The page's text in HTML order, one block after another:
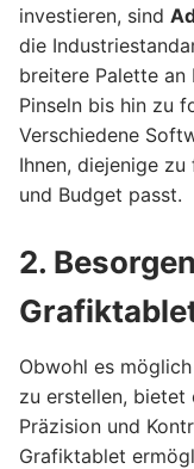
investieren, sind
die
breitere Palette an
Pinseln bis hin zu
Verschiedene
Ihnen, diejenige
und Budget passt.
2.
Obwohl es
zu erstellen, bietet
Präzision und
Grafiktablet